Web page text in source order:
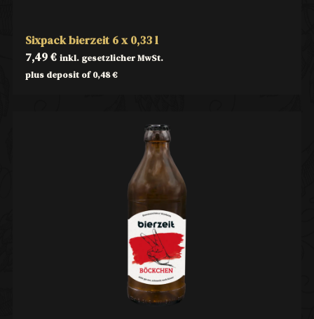
Sixpack bierzeit 6 x 0,33 l
7,49€ inkl. gesetzlicher MwSt.
plus deposit of0,48€